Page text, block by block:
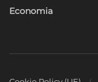
Economia